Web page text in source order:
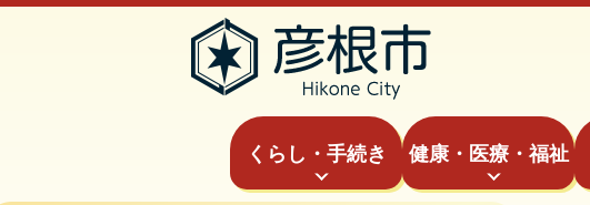
くらし・手続き 健康・医療・福祉